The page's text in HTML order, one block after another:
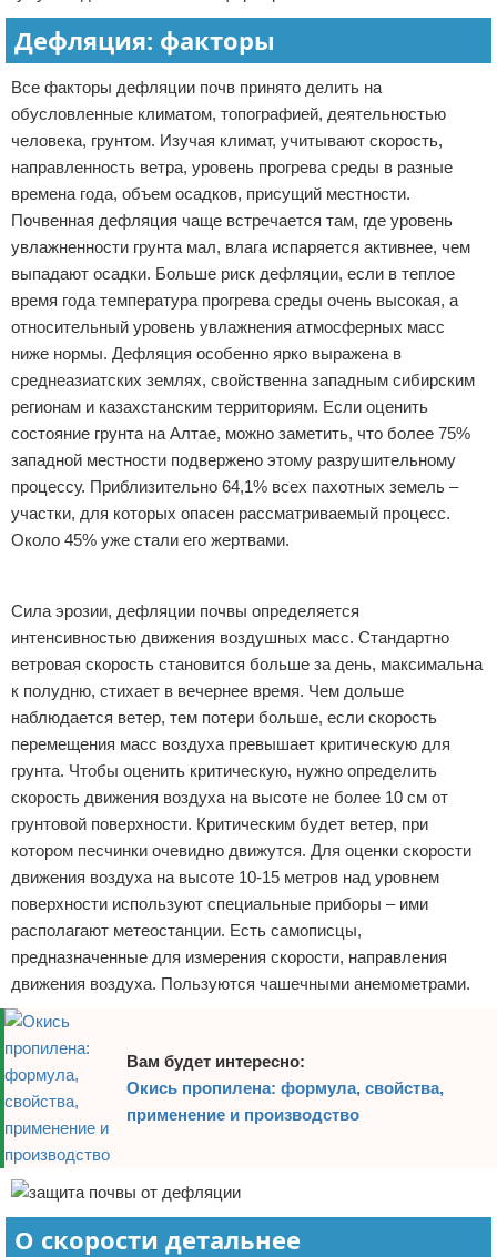
Дефляция: факторы
Все факторы дефляции почв принято делить на
обусловленные климатом, топографией, деятельностью
человека, грунтом. Изучая климат, учитывают скорость,
направленность ветра, уровень прогрева среды в разные
времена года, объем осадков, присущий местности.
Почвенная дефляция чаще встречается там, где уровень
увлажненности грунта мал, влага испаряется активнее, чем
выпадают осадки. Больше риск дефляции, если в теплое
время года температура прогрева среды очень высокая, а
относительный уровень увлажнения атмосферных масс
ниже нормы. Дефляция особенно ярко выражена в
среднеазиатских землях, свойственна западным сибирским
регионам и казахстанским территориям. Если оценить
состояние грунта на Алтае, можно заметить, что более 75%
западной местности подвержено этому разрушительному
процессу. Приблизительно 64,1% всех пахотных земель –
участки, для которых опасен рассматриваемый процесс.
Около 45% уже стали его жертвами.
Сила эрозии, дефляции почвы определяется
интенсивностью движения воздушных масс. Стандартно
ветровая скорость становится больше за день, максимальна
к полудню, стихает в вечернее время. Чем дольше
наблюдается ветер, тем потери больше, если скорость
перемещения масс воздуха превышает критическую для
грунта. Чтобы оценить критическую, нужно определить
скорость движения воздуха на высоте не более 10 см от
грунтовой поверхности. Критическим будет ветер, при
котором песчинки очевидно движутся. Для оценки скорости
движения воздуха на высоте 10-15 метров над уровнем
поверхности используют специальные приборы – ими
располагают метеостанции. Есть самописцы,
предназначенные для измерения скорости, направления
движения воздуха. Пользуются чашечными анемометрами.
Вам будет интересно:
Окись пропилена: формула, свойства,
применение и производство
О скорости детальнее